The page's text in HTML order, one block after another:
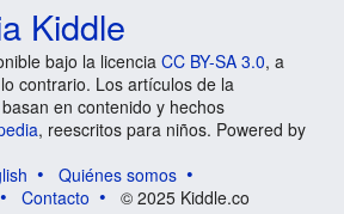
Kiddle
bajo la licencia CC BY-SA 3.0, a
contrario. Los artículos de la
en contenido y hechos
, reescritos para niños. Powered by
Quiénes somos
Contacto © 2025 Kiddle.co